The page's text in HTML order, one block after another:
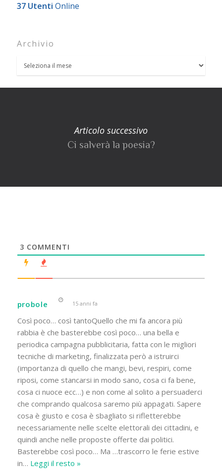
37 Utenti Online
Archivio
Articolo successivo
Ci salverà la poesia?
3 COMMENTI
probole 15 anni fa
Così poco… così tantoQuello che mi fa ancora più
rabbia è che basterebbe così poco… una bella e
periodica campagna pubblicitaria, fatta con le migliori
tecniche di marketing, finalizzata però a istruirci
(importanza di quello che mangi, bevi, respiri, come
riposi, come stancarsi in modo sano, cosa ci fa bene,
cosa ci nuoce ecc…) e non come al solito a persuaderci
che comprando qualcosa saremo più appagati. Sapere
cosa è giusto e cosa è sbagliato si rifletterebbe
necessariamente nelle scelte elettorali dei cittadini, e
quindi anche nelle proposte offerte dai politici.
Basterebbe così poco… Ma …trascorro le ferie estive
in… Leggi il resto »